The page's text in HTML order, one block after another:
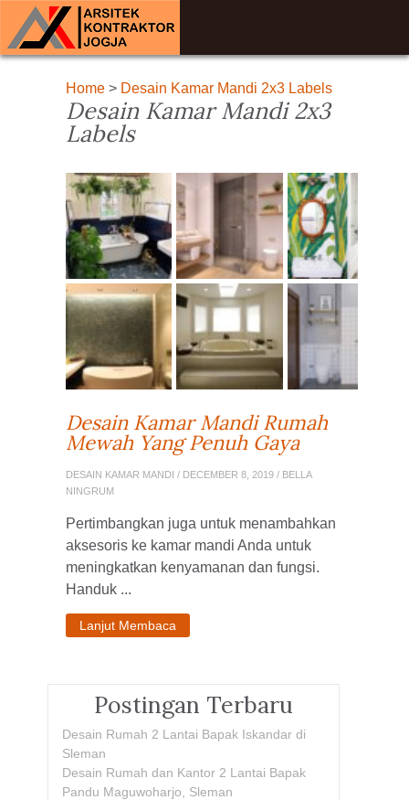
Home> Desain Kamar Mandi 2x3 Labels
Desain Kamar Mandi 2x3
Labels
Desain Kamar Mandi Rumah
Mewah Yang Penuh Gaya
DESAIN KAMAR MANDI / DECEMBER 8, 2019 / BELLA
NINGRUM
Pertimbangkan juga untuk menambahkan
aksesoris ke kamar mandi Anda untuk
meningkatkan kenyamanan dan fungsi.
Handuk ...
Lanjut Membaca
Postingan Terbaru
Desain Rumah 2 Lantai Bapak Iskandar di
Sleman
Desain Rumah dan Kantor 2 Lantai Bapak
Pandu Maguwoharjo, Sleman